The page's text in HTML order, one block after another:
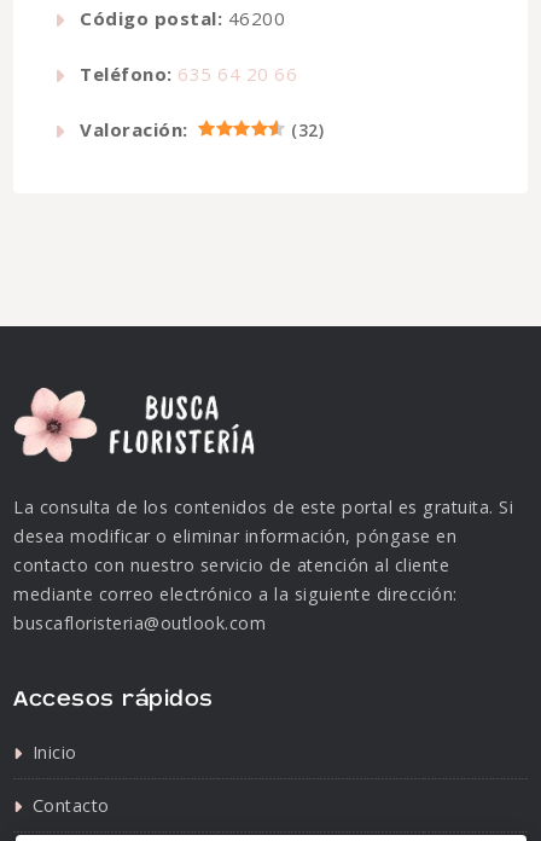
Código postal: 46200
Teléfono: 635 64 20 66
Valoración: (32)
La consulta de los contenidos de este portal es gratuita. Si
desea modificar o eliminar información, póngase en
contacto con nuestro servicio de atención al cliente
mediante correo electrónico a la siguiente dirección:
buscafloristeria@outlook.com
Accesos rápidos
Inicio
Contacto